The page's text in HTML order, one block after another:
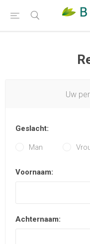
Uw
Geslacht:
Man
Voornaam:
Achternaam: